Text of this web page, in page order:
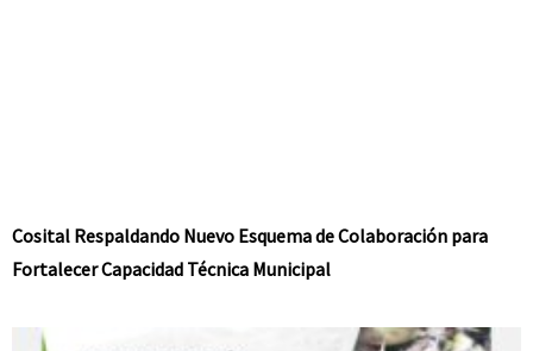
Cosital Respaldando Nuevo Esquema de Colaboración para
Fortalecer Capacidad Técnica Municipal